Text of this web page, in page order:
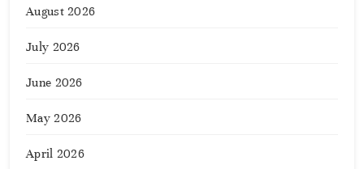
August 2026
July 2026
June 2026
May 2026
April 2026